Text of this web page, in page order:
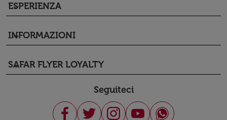
ESPERIENZA
keyboard_arrow_down
INFORMAZIONI
keyboard_arrow_down
SAFAR FLYER LOYALTY
keyboard_arrow_down
Seguiteci